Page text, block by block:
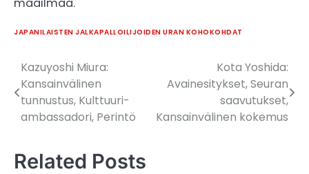
JAPANILAISTEN JALKAPALLOILIJOIDEN URAN KOHOKOHDAT
Post
navigation
Kazuyoshi Miura:
Kansainvälinen
tunnustus, Kulttuuri-
ambassadori, Perintö
Kota Yoshida:
Avainesitykset, Seuran
saavutukset,
Kansainvälinen kokemus
Related Posts